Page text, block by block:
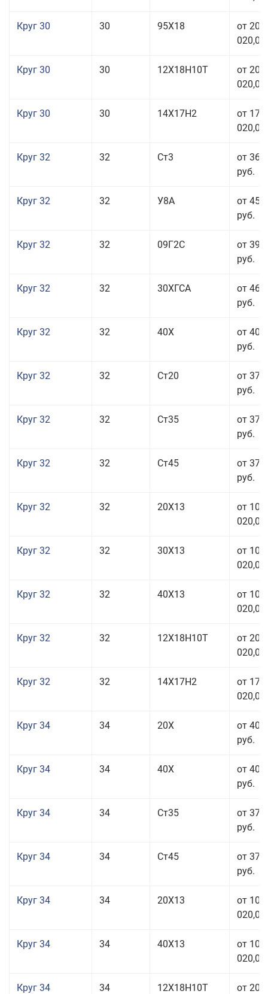
Круг 30 30 95Х18
от 208
020,00
Круг 30 30 12Х18Н10Т
от 208
020,00
Круг 30 30 14Х17Н2
от 177
020,00
Круг 32 32 Ст3
от 36
руб.
Круг 32 32 У8А
от 45
руб.
Круг 32 32 09Г2С
от 39
руб.
Круг 32 32 30ХГСА
от 46
руб.
Круг 32 32 40Х
от 40
руб.
Круг 32 32 Ст20
от 37
руб.
Круг 32 32 Ст35
от 37
руб.
Круг 32 32 Ст45
от 37
руб.
Круг 32 32 20Х13
от 101
020,00
Круг 32 32 30Х13
от 101
020,00
Круг 32 32 40Х13
от 101
020,00
Круг 32 32 12Х18Н10Т
от 208
020,00
Круг 32 32 14Х17Н2
от 177
020,00
Круг 34 34 20Х
от 40
руб.
Круг 34 34 40Х
от 40
руб.
Круг 34 34 Ст35
от 37
руб.
Круг 34 34 Ст45
от 37
руб.
Круг 34 34 20Х13
от 101
020,00
Круг 34 34 40Х13
от 101
020,00
Круг 34 34 12Х18Н10Т
от 208